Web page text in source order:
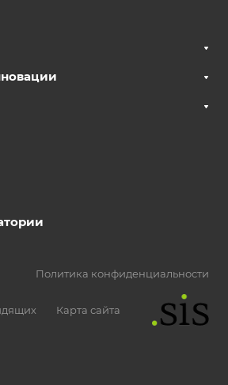
Политика конфиденциальности
Карта сайта